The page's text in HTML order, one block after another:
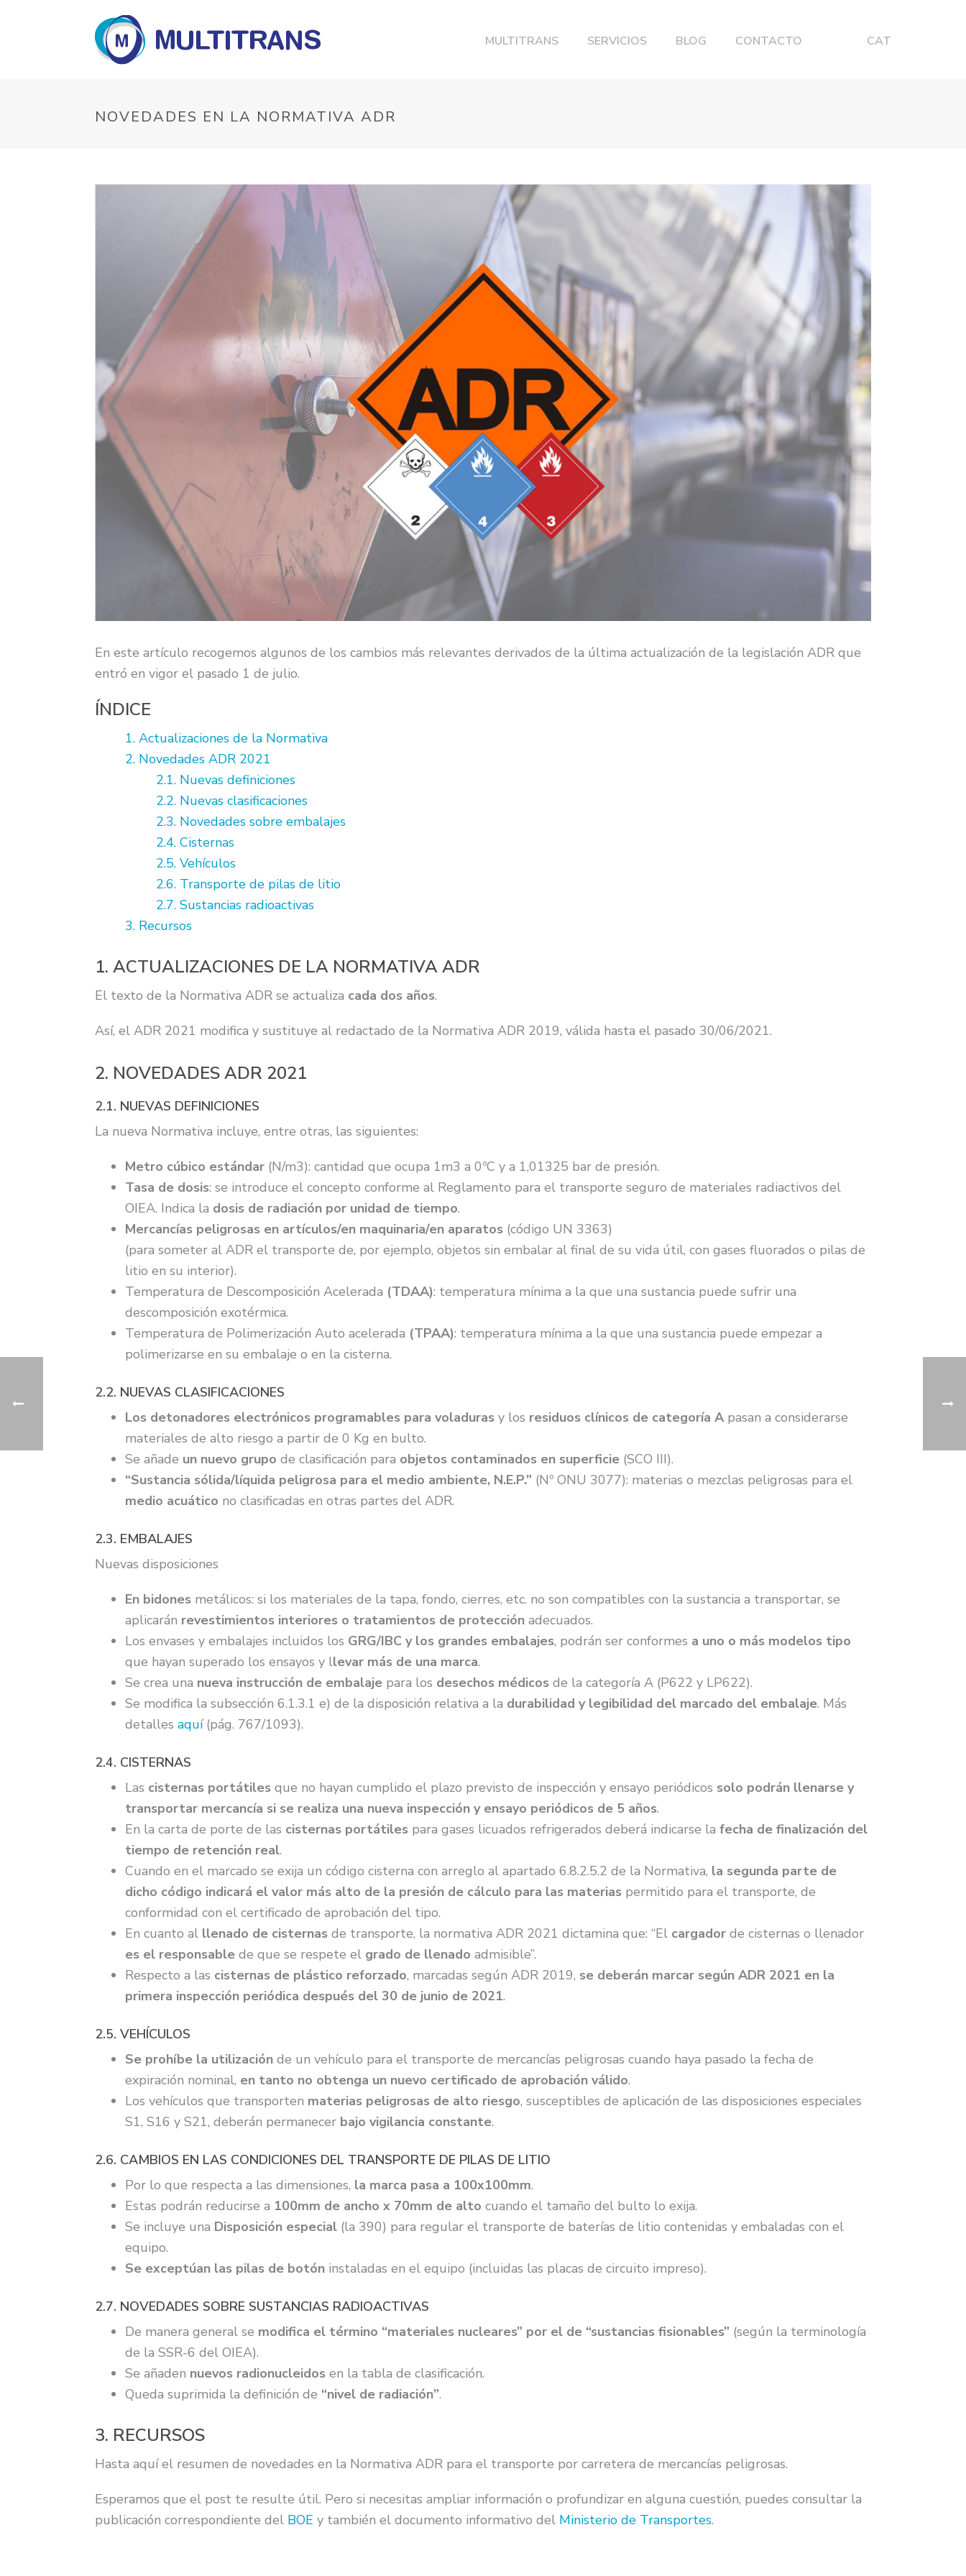
MULTITRANS SERVICIOS BLOG CONTACTO CAT
NOVEDADES EN LA NORMATIVA ADR
En este artículo recogemos algunos de los cambios más relevantes derivados de la última actualización de la legislación ADR que
entró en vigor el pasado 1 de julio.
ÍNDICE
1. Actualizaciones de la Normativa
2. Novedades ADR 2021
2.1. Nuevas definiciones
2.2. Nuevas clasificaciones
2.3. Novedades sobre embalajes
2.4. Cisternas
2.5. Vehículos
2.6. Transporte de pilas de litio
2.7. Sustancias radioactivas
3. Recursos
1. ACTUALIZACIONES DE LA NORMATIVA ADR
El texto de la Normativa ADR se actualiza cada dos años.
Así, el ADR 2021 modifica y sustituye al redactado de la Normativa ADR 2019, válida hasta el pasado 30/06/2021.
2. NOVEDADES ADR 2021
2.1. NUEVAS DEFINICIONES
La nueva Normativa incluye, entre otras, las siguientes:
Metro cúbico estándar (N/m3): cantidad que ocupa 1m3 a 0ºC y a 1,01325 bar de presión.
Tasa de dosis: se introduce el concepto conforme al Reglamento para el transporte seguro de materiales radiactivos del
OIEA. Indica la dosis de radiación por unidad de tiempo.
Mercancías peligrosas en artículos/en maquinaria/en aparatos (código UN 3363)
(para someter al ADR el transporte de, por ejemplo, objetos sin embalar al final de su vida útil, con gases fluorados o pilas de
litio en su interior).
Temperatura de Descomposición Acelerada (TDAA): temperatura mínima a la que una sustancia puede sufrir una
descomposición exotérmica.
Temperatura de Polimerización Auto acelerada (TPAA): temperatura mínima a la que una sustancia puede empezar a
polimerizarse en su embalaje o en la cisterna.
2.2. NUEVAS CLASIFICACIONES
Los detonadores electrónicos programables para voladuras y los residuos clínicos de categoría A pasan a considerarse
materiales de alto riesgo a partir de 0 Kg en bulto.
Se añade un nuevo grupo de clasificación para objetos contaminados en superficie (SCO III).
“Sustancia sólida/líquida peligrosa para el medio ambiente, N.E.P.” (Nº ONU 3077): materias o mezclas peligrosas para el
medio acuático no clasificadas en otras partes del ADR.
2.3. EMBALAJES
Nuevas disposiciones
En bidones metálicos: si los materiales de la tapa, fondo, cierres, etc. no son compatibles con la sustancia a transportar, se
aplicarán revestimientos interiores o tratamientos de protección adecuados.
Los envases y embalajes incluidos los GRG/IBC y los grandes embalajes, podrán ser conformes a uno o más modelos tipo
que hayan superado los ensayos y llevar más de una marca.
Se crea una nueva instrucción de embalaje para los desechos médicos de la categoría A (P622 y LP622).
Se modifica la subsección 6.1.3.1 e) de la disposición relativa a la durabilidad y legibilidad del marcado del embalaje. Más
detallesaquí(pág. 767/1093).
2.4. CISTERNAS
Las cisternas portátiles que no hayan cumplido el plazo previsto de inspección y ensayo periódicos solo podrán llenarse y
transportar mercancía si se realiza una nueva inspección y ensayo periódicos de 5 años.
En la carta de porte de las cisternas portátiles para gases licuados refrigerados deberá indicarse lafecha de finalización del
tiempo de retención real.
Cuando en el marcado se exija un código cisterna con arreglo al apartado 6.8.2.5.2 de la Normativa, la segunda parte de
dicho código indicará el valor más alto de la presión de cálculo para las materias permitido para el transporte, de
conformidad con el certificado de aprobación del tipo.
En cuanto al llenado de cisternas de transporte, la normativa ADR 2021 dictamina que: “El cargador de cisternas o llenador
es el responsable de que se respete el grado de llenado admisible”.
Respecto a las cisternas de plástico reforzado, marcadas según ADR 2019, se deberán marcar según ADR 2021 en la
primera inspección periódica después del 30 de junio de 2021.
2.5. VEHÍCULOS
Se prohíbe la utilización de un vehículo para el transporte de mercancías peligrosas cuando haya pasado la fecha de
expiración nominal, en tanto no obtenga un nuevo certificado de aprobación válido.
Los vehículos que transporten materias peligrosas de alto riesgo, susceptibles de aplicación de las disposiciones especiales
S1, S16 y S21, deberán permanecer bajo vigilancia constante.
2.6. CAMBIOS EN LAS CONDICIONES DEL TRANSPORTE DE PILAS DE LITIO
Por lo que respecta a las dimensiones, la marca pasa a 100x100mm.
Estas podrán reducirse a 100mm de ancho x 70mm de alto cuando el tamaño del bulto lo exija.
Se incluye una Disposición especial (la 390) para regular el transporte de baterías de litio contenidas y embaladas con el
equipo.
Se exceptúan las pilas de botón instaladas en el equipo (incluidas las placas de circuito impreso).
2.7. NOVEDADES SOBRE SUSTANCIAS RADIOACTIVAS
De manera general se modifica el término “materiales nucleares” por el de “sustancias fisionables” (según la terminología
de la SSR-6 del OIEA).
Se añaden nuevos radionucleidos en la tabla de clasificación.
Queda suprimida la definición de “nivel de radiación”.
3. RECURSOS
Hasta aquí el resumen de novedades en la Normativa ADR para el transporte por carretera de mercancías peligrosas.
Esperamos que el post te resulte útil. Pero si necesitas ampliar información o profundizar en alguna cuestión, puedes consultar la
publicación correspondiente del BOE y también el documento informativo del Ministerio de Transportes.